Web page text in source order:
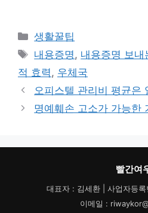
카
테
리
생활꿀팁
태
그
내용증명, 내용증명 보내
적 효력, 우체국
오피스텔 관리비 평균은
명예훼손 고소가 가능한
빨간여
대표자 : 김세환 | 사업자등
이메일 :